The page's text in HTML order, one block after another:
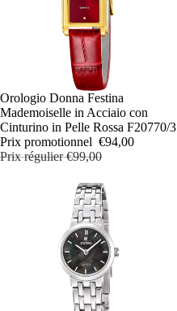
PROMOTION
Orologio Donna Festina
Mademoiselle in Acciaio con
Cinturino in Pelle Rossa F20770/3
Prix promotionnel €94,00
Prix régulier€99,00